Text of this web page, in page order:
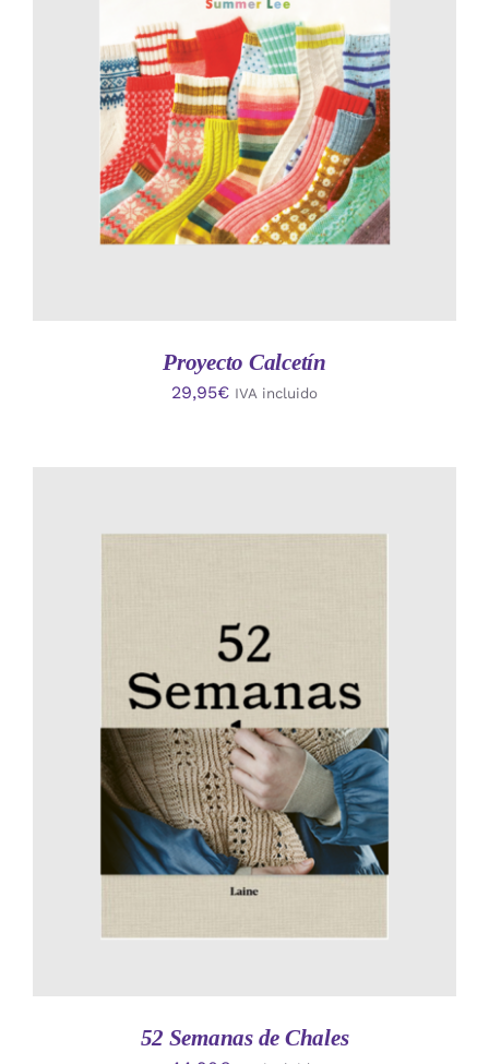
AÑADIR AL CARRITO
/
DETALLES
Proyecto Calcetín
29,95€ IVA incluido
AÑADIR AL CARRITO
/
DETALLES
52 Semanas de Chales